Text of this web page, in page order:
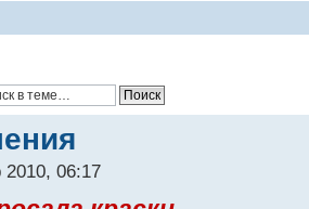
2010, 06:17